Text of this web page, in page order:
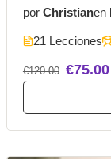
por Christianen
21 Lecciones
€120.00 €75.00